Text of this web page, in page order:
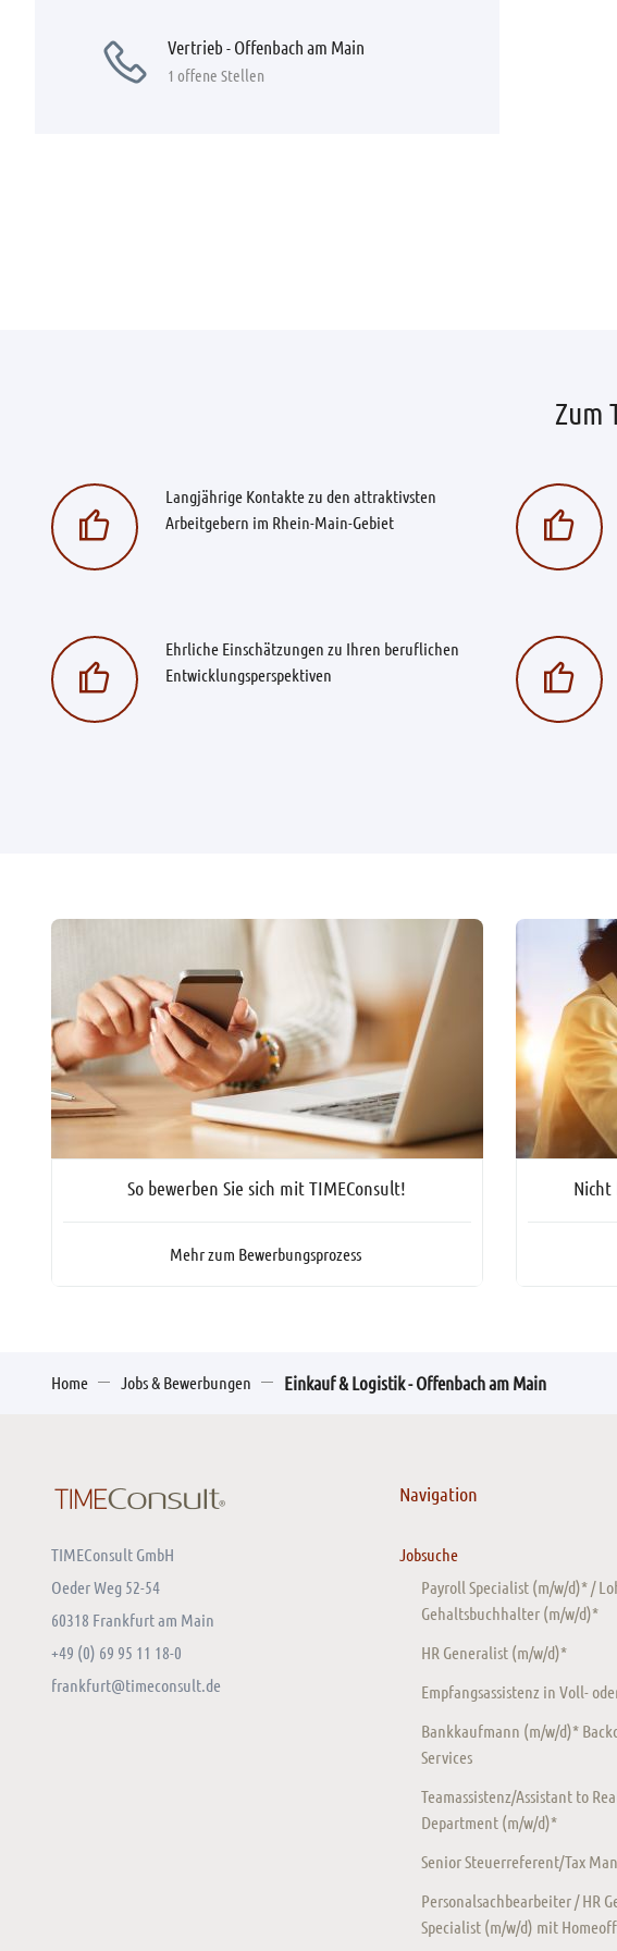
Vertrieb - Offenbach am Main
1 offene Stellen
Zum
Langjährige Kontakte zu den attraktivsten
Arbeitgebern im Rhein-Main-Gebiet
Ehrliche Einschätzungen zu Ihren beruflichen
Entwicklungsperspektiven
So bewerben Sie sich mit TIMEConsult!
Mehr zum Bewerbungsprozess
Nicht
Home Jobs & Bewerbungen Einkauf & Logistik - Offenbach am Main
TIMEConsult GmbH
Oeder Weg 52-54
60318 Frankfurt am Main
+49 (0) 69 95 11 18-0
frankfurt@timeconsult.de
Navigation
Jobsuche
Payroll Specialist (m/w/d)* /
Gehaltsbuchhalter (m/w/d)*
HR Generalist (m/w/d)*
Empfangsassistenz in Voll-
Bankkaufmann (m/w/d)*
Services
Teamassistenz/Assistant to
Department (m/w/d)*
Senior Steuerreferent/Tax
Personalsachbearbeiter / HR
Specialist (m/w/d) mit